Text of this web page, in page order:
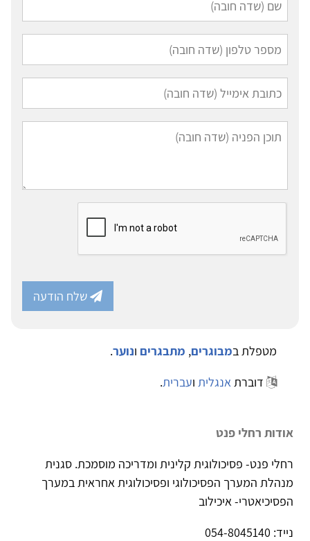
שלח הודעה
מטפלת במבוגרים, מתבגרים ונוער.
דוברתאנגלית ועברית.
אודות רחלי פנט
רחלי פנט- פסיכולוגית קלינית ומדריכה מוסמכת. סגנית
מנהלת המערך הפסיכולוגי ופסיכולוגית אחראית במערך
הפסיכיאטרי- איכילוב
נייד: 054-8045140